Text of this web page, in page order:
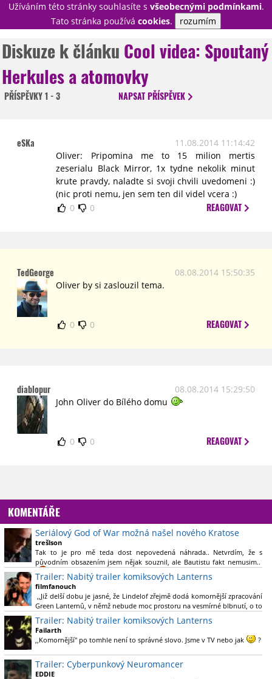
Užíváním této stránky souhlasíte s všeobecnými podmínkami.
Tato stránka používá cookies. rozumím
PŘIHLÁSIT
NOVINKY
TÉMATA
DISKUZE
STATISTIKY
TIRÁŽ
Diskuze k článku Cool videa: Spoutaný
Herkules a atomovky
PŘÍSPĚVKY1 - 3 NAPSATPŘÍSPĚVEK
eSKa
11.08.2014 11:14:42
Oliver: Pripomina me to 15 milion mertis
zeserialu Black Mirror, 1x tydne nekolik minut
krute pravdy, naladte si svoji chvili uvedomeni :)
(nic proti nemu, jen sem ten dil videl vcera :)
0
0 REAGOVAT
TedGeorge
08.08.2014 15:50:35
Oliver by si zaslouzil tema.
0 0 REAGOVAT
diablopur
08.08.2014 15:29:50
John Oliver do Bílého domu
0 0 REAGOVAT
KOMENTÁŘE
Seriálový God of War možná našel nového Kratose
trešlson
Tak to je pro mě teda dost nepovedená náhrada.. Netvrdím, že s
původním obsazením jsem nějak souznil, ale Bautistu fakt nemusim..
Trailer: Nabitý trailer komiksových Lanterns
filmfanouch
,,Již delší dobu je jasné, že Lindelof zřejmě dodá komornější zpracování
Green Lanternů, v němž nebude moc prostoru na vesmírné blbnutí, o to
více se ovšem bude moci nová adaptace odprostit třeba od filmového
Green Lanterna s Ryanem Reynoldsem.´´ Co je na tom
nesrozumitelného?
Trailer: Nabitý trailer komiksových Lanterns
Failarth
,,Komornější" po tomhle není to správné slovo. Jsme v TV nebo jak
?
Nebál bych se říct, že to vypadá skvěle jak po stránce kvantity materiálu,
tak i formou.
Trailer: Cyberpunkový Neuromancer
EDDIE